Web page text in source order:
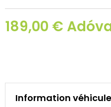
189,00 €
Information véhicule